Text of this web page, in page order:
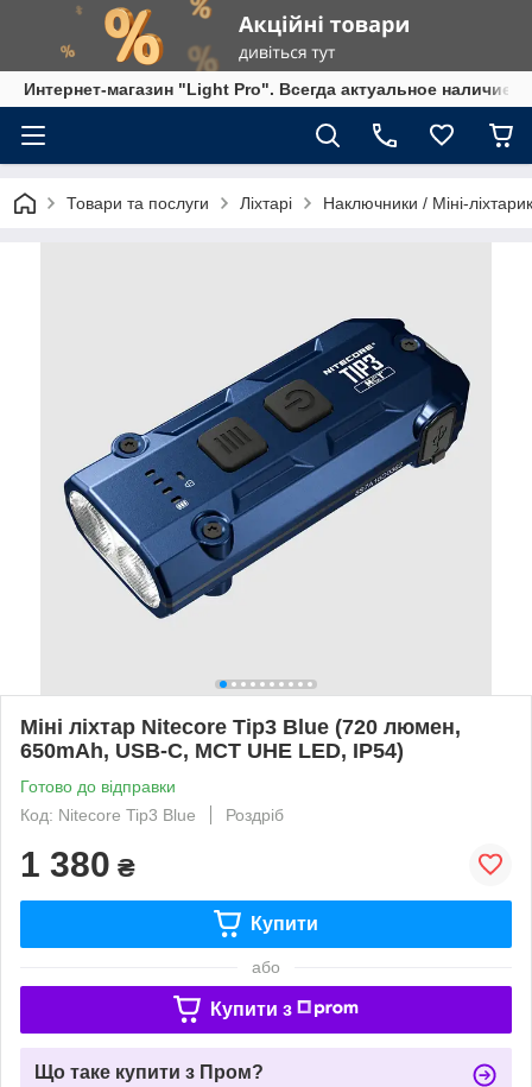
Интернет-магазин "Light Pro". Всегда актуальное
Товари та послуги Ліхтарі Наключники / Міні-
Міні ліхтар Nitecore Tip3 Blue (720 люмен,
650mAh, USB-C, MCT UHE LED, IP54)
Готово до відправки
Код: Nitecore Tip3 Blue
Роздріб
1 380 ₴
Купити
або
Купити з
Що таке купити з Пром?